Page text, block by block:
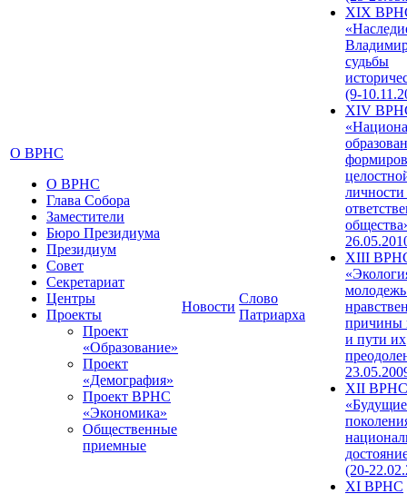
О ВРНС
О ВРНС
Глава Собора
Заместители
Бюро Президиума
Президиум
Совет
Секретариат
Центры
Проекты
Проект
«Образование»
Проект
«Демография»
Проект ВРНС
«Экономика»
Общественные
приемные
Новости
Слово
Патриарха
XIX
судьбы
(9-
XIV
XIII
причины
и пути их
XII ВРНС
«Будущие
(20-
XI ВРНС